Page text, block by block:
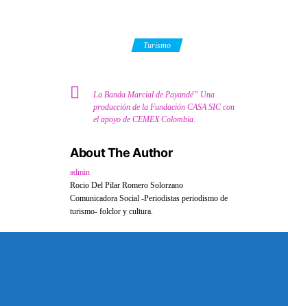
Turismo
La Banda Marcial de Payandé” Una
producción de la Fundación CASA SIC con
el apoyo de CEMEX Colombia.
About The Author
admin
Rocio Del Pilar Romero Solorzano
Comunicadora Social -Periodistas periodismo de
turismo- folclor y cultura.